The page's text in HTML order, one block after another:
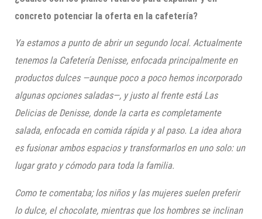
concreto potenciar la oferta en la cafetería?
Ya estamos a punto de abrir un segundo local. Actualmente
tenemos la Cafetería Denisse, enfocada principalmente en
productos dulces —aunque poco a poco hemos incorporado
algunas opciones saladas—, y justo al frente está Las
Delicias de Denisse, donde la carta es completamente
salada, enfocada en comida rápida y al paso. La idea ahora
es fusionar ambos espacios y transformarlos en uno solo: un
lugar grato y cómodo para toda la familia.
Como te comentaba; los niños y las mujeres suelen preferir
lo dulce, el chocolate, mientras que los hombres se inclinan